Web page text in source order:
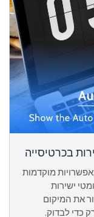
בכרטיסייה
מוקדמות
ישירות
את המיקום
כדי לבדוק.